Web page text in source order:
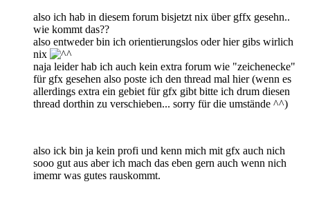
also ich hab in diesem forum bisjetzt nix über gffx gesehn..
wie kommt das??
also entweder bin ich orientierungslos oder hier gibs wirlich
nix
naja leider hab ich auch kein extra forum wie "zeichenecke"
für gfx gesehen also poste ich den thread mal hier (wenn es
allerdings extra ein gebiet für gfx gibt bitte ich drum diesen
thread dorthin zu verschieben... sorry für die umstände ^^)
also ick bin ja kein profi und kenn mich mit gfx auch nich
sooo gut aus aber ich mach das eben gern auch wenn nich
imemr was gutes rauskommt.